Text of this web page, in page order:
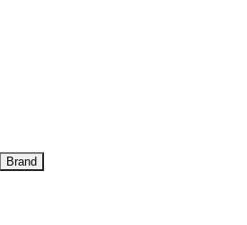
Brand